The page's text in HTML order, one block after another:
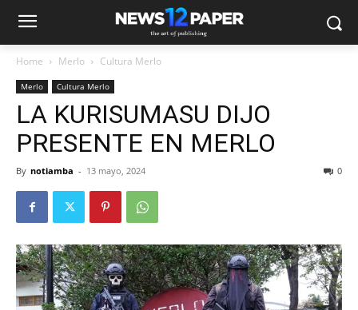
Home Merlo Cultura Merlo
Merlo Cultura Merlo
LA KURISUMASU DIJO
PRESENTE EN MERLO
By notiamba - 13 mayo, 2024 0